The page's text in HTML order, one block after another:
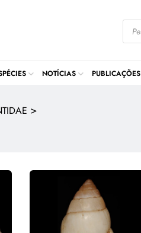
NOTÍCIAS PUBLICAÇÕES
>